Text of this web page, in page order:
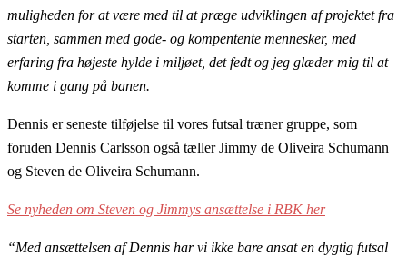
muligheden for at være med til at præge udviklingen af projektet fra
starten, sammen med gode- og kompentente mennesker, med
erfaring fra højeste hylde i miljøet, det fedt og jeg glæder mig til at
komme i gang på banen.
Dennis er seneste tilføjelse til vores futsal træner gruppe, som
foruden Dennis Carlsson også tæller Jimmy de Oliveira Schumann
og Steven de Oliveira Schumann.
Se nyheden om Steven og Jimmys ansættelse i RBK her
“Med ansættelsen af Dennis har vi ikke bare ansat en dygtig futsal